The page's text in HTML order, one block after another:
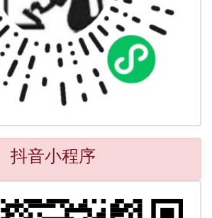
抖音小程序